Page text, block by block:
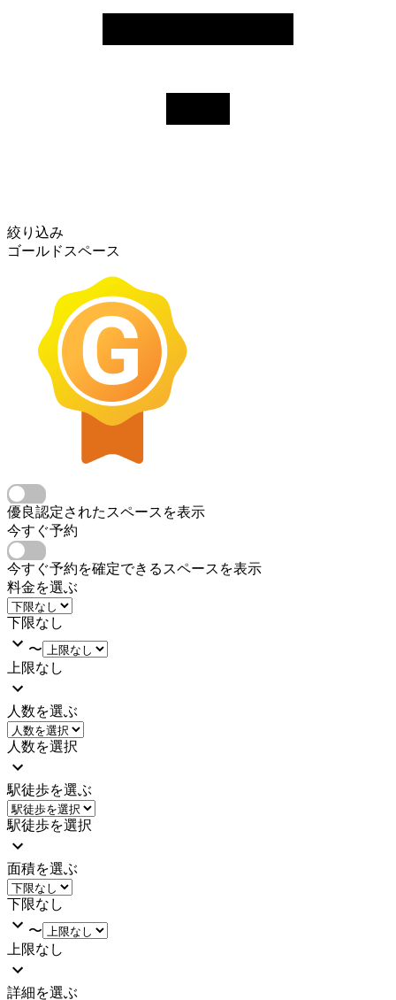
絞り込み
ゴールドスペース
優良認定されたスペースを表示
今すぐ予約
今すぐ予約を確定できるスペースを表示
料金を選ぶ
下限なし
〜
上限なし
人数を選ぶ
人数を選択
駅徒歩を選ぶ
駅徒歩を選択
面積を選ぶ
下限なし
〜
上限なし
詳細を選ぶ